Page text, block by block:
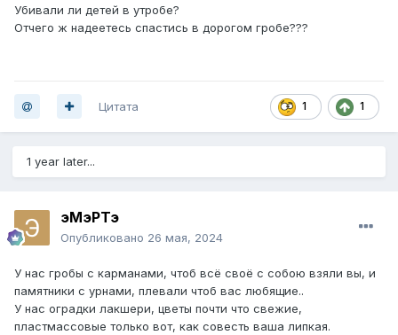
Убивали ли детей в утробе?
Отчего ж надеетесь спастись в дорогом гробе???
1 1
Цитата
1 year later...
эМэРТэ
Опубликовано 26 мая, 2024
У нас гробы с карманами, чтоб всё своё с собою взяли вы, и
памятники с урнами, плевали чтоб вас любящие..
У нас оградки лакшери, цветы почти что свежие,
пластмассовые только вот, как совесть ваша липкая.